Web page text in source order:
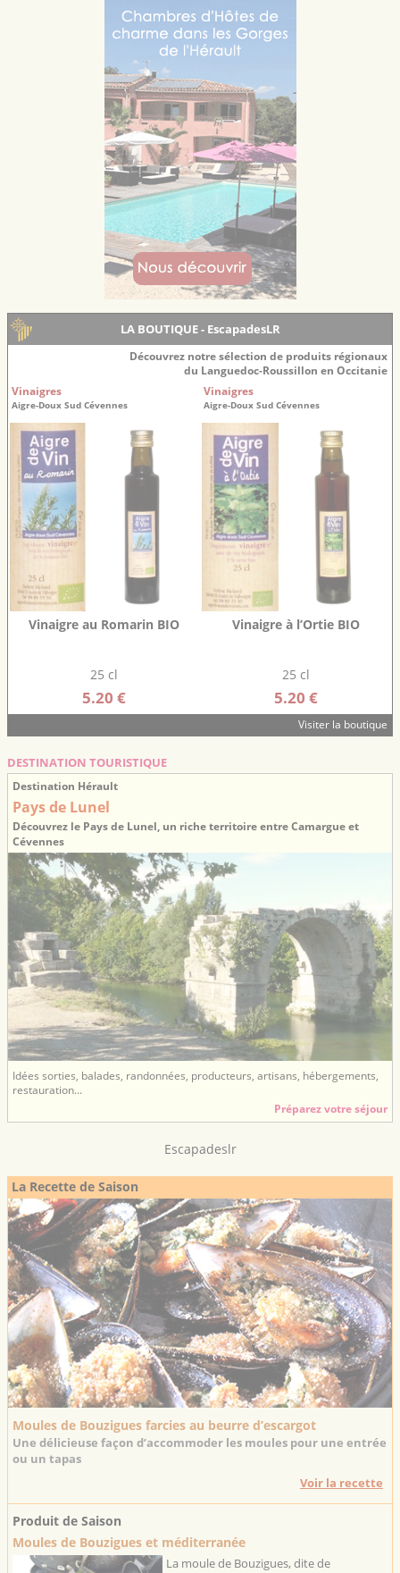
LA BOUTIQUE - EscapadesLR
Découvrez notre sélection de produits régionaux
du Languedoc-Roussillon en Occitanie
Vinaigres
Aigre-Doux Sud Cévennes
Vinaigre au Romarin BIO
25 cl
5.20 €
Vinaigres
Aigre-Doux Sud Cévennes
Vinaigre à l’Ortie BIO
25 cl
5.20 €
Visiter la boutique
DESTINATION TOURISTIQUE
Destination Hérault
Pays de Lunel
Découvrez le Pays de Lunel, un riche territoire entre Camargue et
Cévennes
Idées sorties, balades, randonnées, producteurs, artisans, hébergements,
restauration...
Préparez votre séjour
Escapadeslr
La Recette de Saison
Moules de Bouzigues farcies au beurre d’escargot
Une délicieuse façon d’accommoder les moules pour une entrée
ou un tapas
Voir la recette
Produit de Saison
Moules de Bouzigues et méditerranée
La moule de Bouzigues, dite de